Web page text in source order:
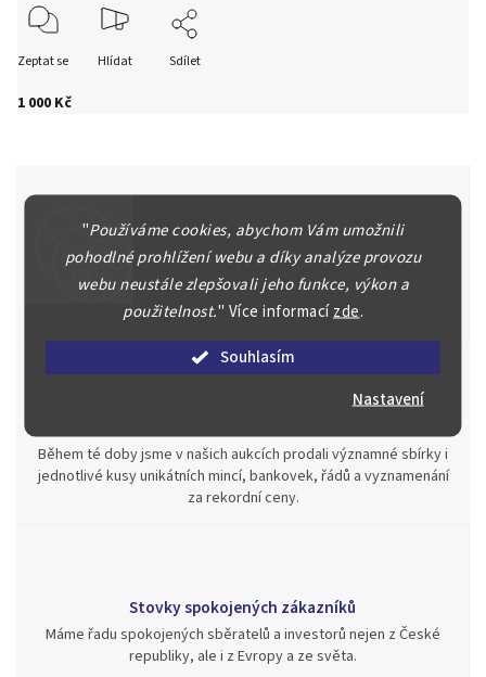
"Používáme cookies, abychom Vám umožnili
pohodlné prohlížení webu a díky analýze provozu
webu neustále zlepšovali jeho funkce, výkon a
použitelnost." Více informacízde.
Souhlasím
Nastavení
1 000 Kč
Zeptat se Hlídat Sdílet
Špičkové služby za nejlepší ceny
Náš kolektiv specialistů a znalců se Vám bude plně věnovat.
Posoudíme kvalitu a pravost Vašeho materiálu, prodáme v naší
aukci nebo Vám poradíme kam investovat.
Během té doby jsme v našich aukcích prodali významné sbírky i
jednotlivé kusy unikátních mincí, bankovek, řádů a vyznamenání
za rekordní ceny.
Stovky spokojených zákazníků
Máme řadu spokojených sběratelů a investorů nejen z České
republiky, ale i z Evropy a ze světa.